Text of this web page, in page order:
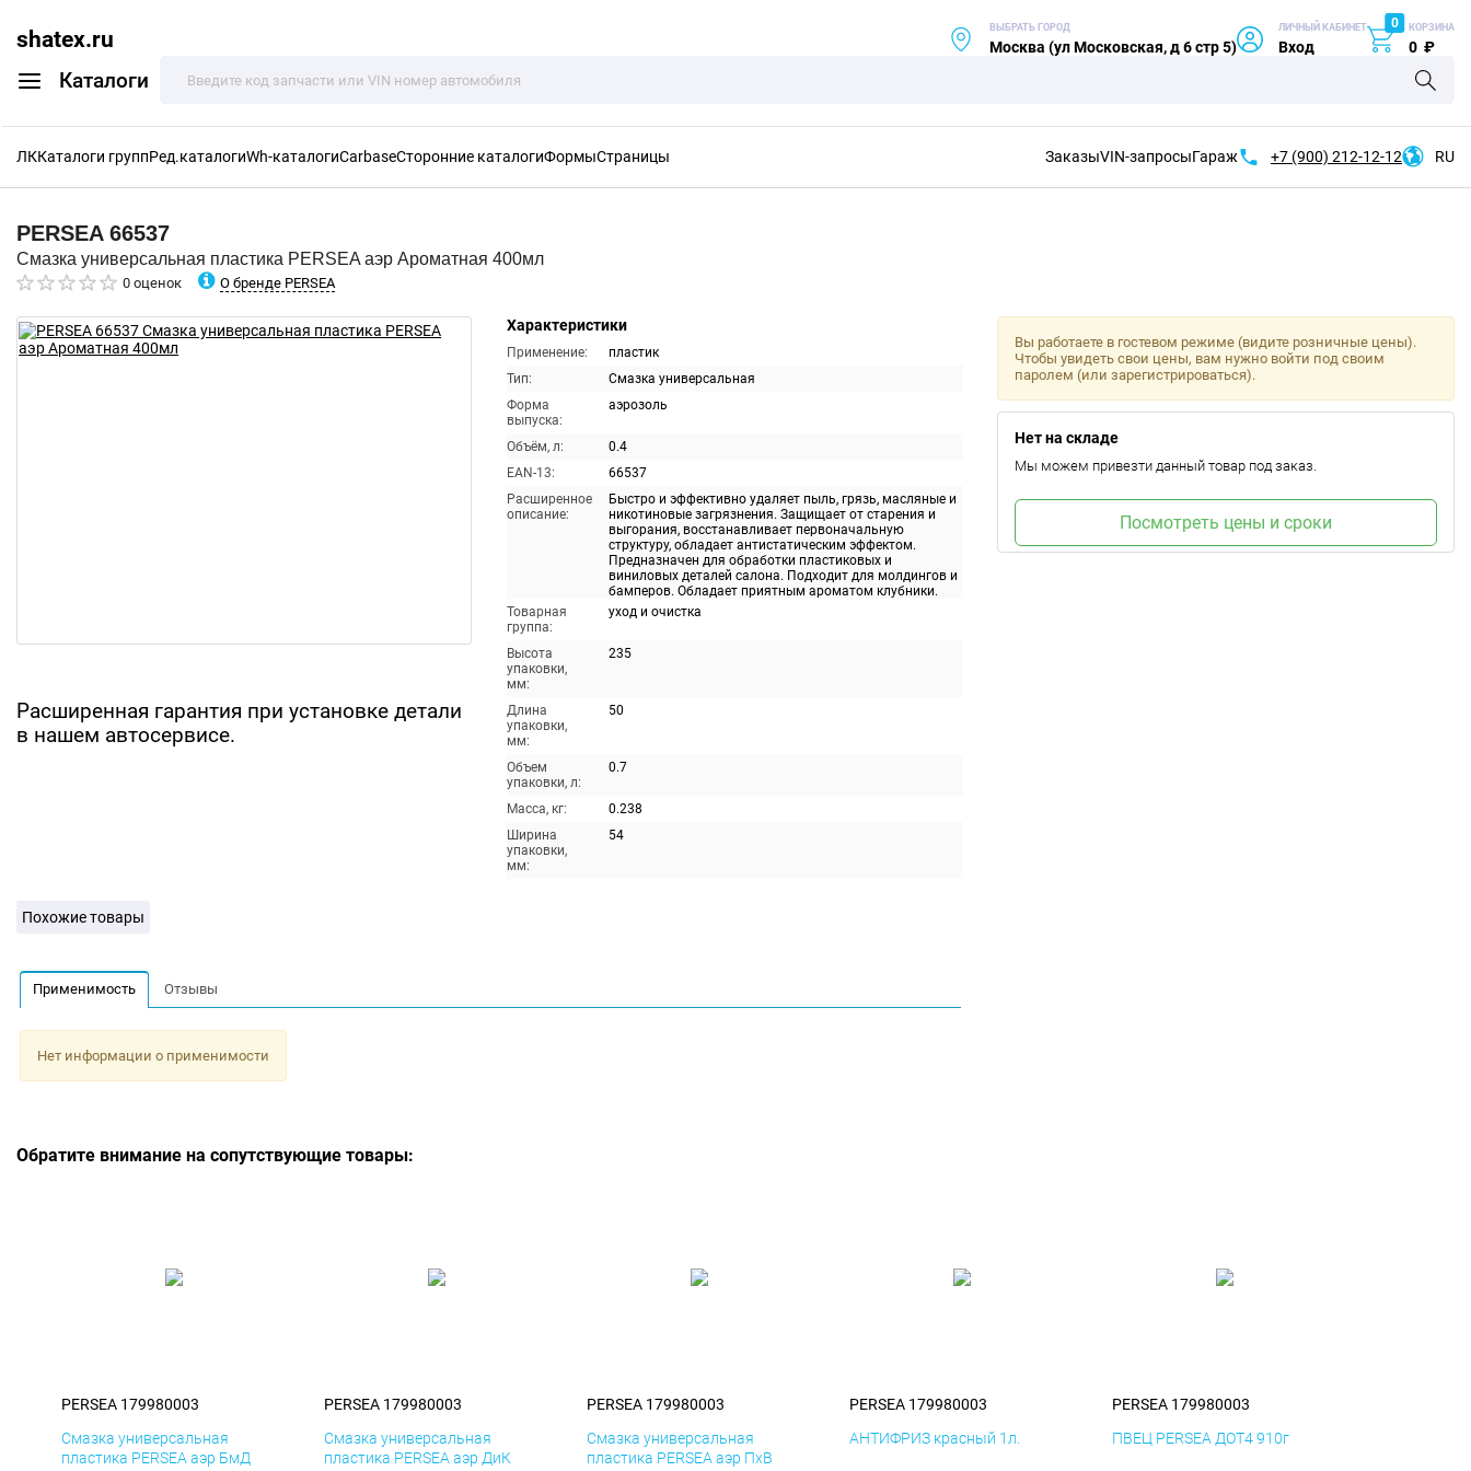
shatex.ru
Каталоги
ВЫБРАТЬ ГОРОД
Москва (ул Московская, д 6 стр 5)
ЛИЧНЫЙ КАБИНЕТ
Вход
0 КОРЗИНА
0 ₽
ЛККаталоги группРед.каталогиWh-каталогиCarbaseСторонние каталогиФормыСтраницы ЗаказыVIN-запросыГараж +7 (900) 212-12-12 RU
PERSEA 66537
Смазка универсальная пластика PERSEA аэр Ароматная 400мл
0 оценок О бренде PERSEA
Расширенная гарантия при установке детали
в нашем автосервисе.
Характеристики
Применение:
пластик
Тип:
Смазка универсальная
Форма
выпуска:
аэрозоль
Объём, л:
0.4
EAN-13:
66537
Расширенное
описание:
Быстро и эффективно удаляет пыль, грязь, масляные и
никотиновые загрязнения. Защищает от старения и
выгорания, восстанавливает первоначальную
структуру, обладает антистатическим эффектом.
Предназначен для обработки пластиковых и
виниловых деталей салона. Подходит для молдингов и
бамперов. Обладает приятным ароматом клубники.
Товарная
группа:
уход и очистка
Высота
упаковки,
мм:
235
Длина
упаковки,
мм:
50
Объем
упаковки, л:
0.7
Масса, кг:
0.238
Ширина
упаковки,
мм:
54
Вы работаете в гостевом режиме (видите розничные цены).
Чтобы увидеть свои цены, вам нужно войти под своим
паролем (или зарегистрироваться).
Нет на складе
Мы можем привезти данный товар под заказ.
Посмотреть цены и сроки
Похожие товары
Применимость Отзывы
Нет информации о применимости
Обратите внимание на сопутствующие товары:
PERSEA 179980003
Смазка универсальная
пластика PERSEA аэр БмД
PERSEA 179980003
Смазка универсальная
пластика PERSEA аэр ДиК
PERSEA 179980003
Смазка универсальная
пластика PERSEA аэр ПхВ
PERSEA 179980003
АНТИФРИЗ красный 1л.
PERSEA 179980003
ПВЕЦ PERSEA ДОТ4 910г